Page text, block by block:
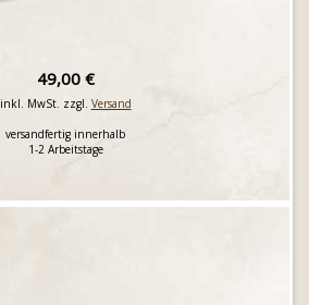
49,00 €
inkl. MwSt. zzgl. Versand
versandfertig innerhalb
1-2 Arbeitstage